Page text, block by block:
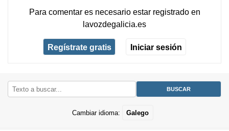
Para comentar es necesario estar registradoen
lavozdegalicia.es
Regístrate gratis Iniciar sesión
Cambiar idioma: Galego